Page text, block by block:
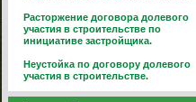
Расторжение договора долевого
участия в строительстве по
инициативе застройщика.
Неустойка по договору долевого
участия в строительстве.